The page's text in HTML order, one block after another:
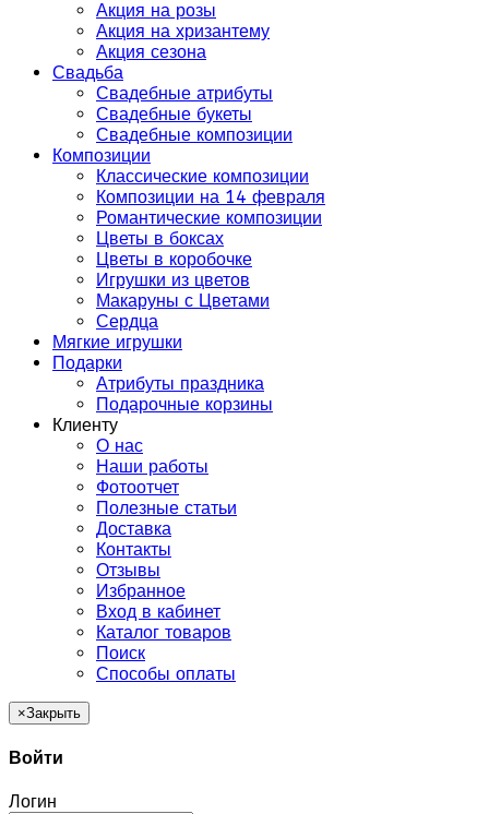
Акция на розы
Акция на хризантему
Акция сезона
Свадьба
Свадебные атрибуты
Свадебные букеты
Свадебные композиции
Композиции
Классические композиции
Композиции на 14 февраля
Романтические композиции
Цветы в боксах
Цветы в коробочке
Игрушки из цветов
Макаруны с Цветами
Сердца
Мягкие игрушки
Подарки
Атрибуты праздника
Подарочные корзины
Клиенту
О нас
Наши работы
Фотоотчет
Полезные статьи
Доставка
Контакты
Отзывы
Избранное
Вход в кабинет
Каталог товаров
Поиск
Способы оплаты
×Закрыть
Войти
Логин